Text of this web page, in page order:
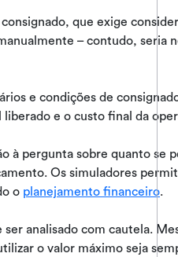
que exige
– contudo, seria
e condições de
e o custo final da
à pergunta sobre quanto se
Os simuladores
o planejamento financeiro.
analisado com cautela.
o valor máximo seja